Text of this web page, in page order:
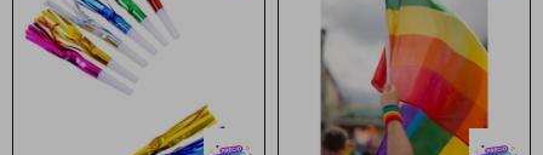
Chifle con flecos por 50
unidades
Colores surtidos
Set de vincha y muñequera
diseño pride